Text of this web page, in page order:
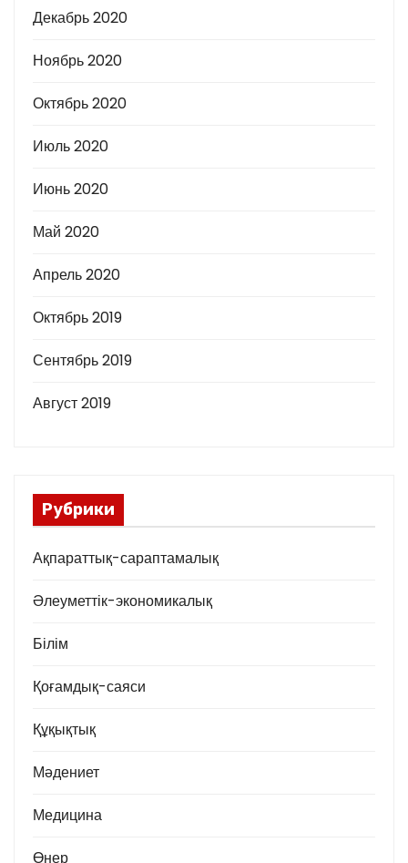
Декабрь 2020
Ноябрь 2020
Октябрь 2020
Июль 2020
Июнь 2020
Май 2020
Апрель 2020
Октябрь 2019
Сентябрь 2019
Август 2019
Рубрики
Ақпараттық-сараптамалық
Әлеуметтік-экономикалық
Білім
Қоғамдық-саяси
Құқықтық
Мәдениет
Медицина
Өнер